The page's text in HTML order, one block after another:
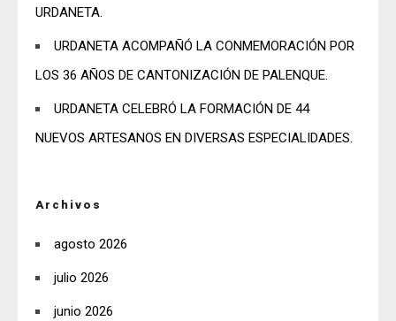
URDANETA.
URDANETA ACOMPAÑÓ LA CONMEMORACIÓN POR
LOS 36 AÑOS DE CANTONIZACIÓN DE PALENQUE.
URDANETA CELEBRÓ LA FORMACIÓN DE 44
NUEVOS ARTESANOS EN DIVERSAS ESPECIALIDADES.
Archivos
agosto 2026
julio 2026
junio 2026